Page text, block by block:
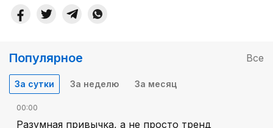
Популярное Все
За сутки За неделю За месяц
00:00
Разумная привычка, а не просто тренд